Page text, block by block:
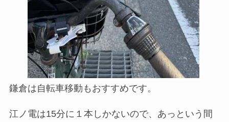
鎌倉は自転車移動もおすすめです。
江ノ電は15分に１本しかないので、あっという間